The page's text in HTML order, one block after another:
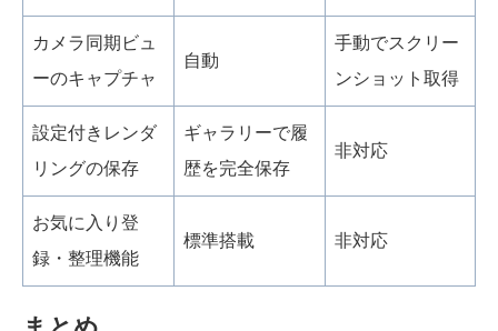
カメラ同期ビュ
ーのキャプチャ
自動
手動でスクリー
ンショット取得
設定付きレンダ
リングの保存
ギャラリーで履
歴を完全保存
非対応
お気に入り登
録・整理機能
標準搭載 非対応